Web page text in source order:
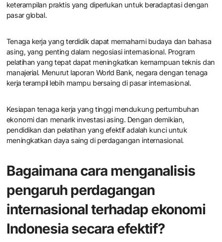
keterampilan praktis yang diperlukan untuk beradaptasi dengan
pasar global.
Tenaga kerja yang terdidik dapat memahami budaya dan bahasa
asing, yang penting dalam negosiasi internasional. Program
pelatihan yang tepat dapat meningkatkan kemampuan teknis dan
manajerial. Menurut laporan World Bank, negara dengan tenaga
kerja terampil lebih mampu bersaing di pasar internasional.
Kesiapan tenaga kerja yang tinggi mendukung pertumbuhan
ekonomi dan menarik investasi asing. Dengan demikian,
pendidikan dan pelatihan yang efektif adalah kunci untuk
meningkatkan daya saing di perdagangan internasional.
Bagaimana cara menganalisis
pengaruh perdagangan
internasional terhadap ekonomi
Indonesia secara efektif?